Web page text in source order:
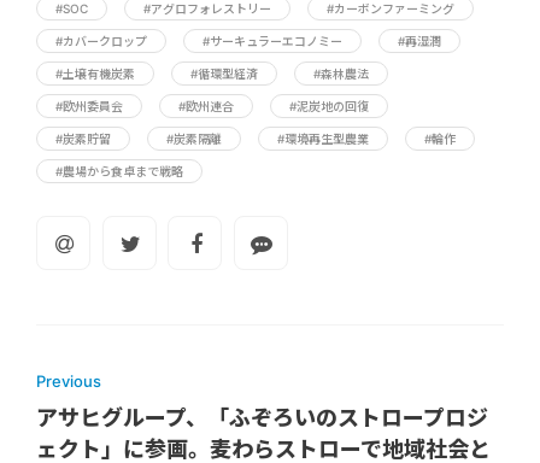
#SOC #アグロフォレストリー #カーボンファーミング
#カバークロップ #サーキュラーエコノミー #再湿潤
#土壌有機炭素 #循環型経済 #森林農法
#欧州委員会 #欧州連合 #泥炭地の回復
#炭素貯留 #炭素隔離 #環境再生型農業 #輪作
#農場から食卓まで戦略
Previous
アサヒグループ、「ふぞろいのストロープロジ
ェクト」に参画。麦わらストローで地域社会と